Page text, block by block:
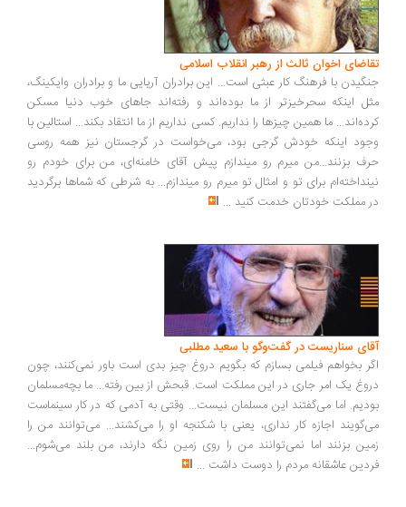
اخوان ثالث از رهبر انقلاب اسلامی
با فرهنگ کار عبثی است... این برادران آریایی ما و برادران وایکینگ،
اینکه سحرخیزتر از ما بوده‌اند و رفته‌اند جاهای خوب دنیا مسکن
ما همین چیزها را نداریم. کسی نداریم از ما انتقاد بکند... استالین با
اینکه خودش گرجی بود، می‌خواست در گرجستان نیز همه روسی
بزنند...من میرم رو میندازم پیش آقای خامنه‌ای، من برای خودم رو
برای تو و امثال تو میرم رو میندازم... به شرطی که شماها برگردید
مملکت خودتان خدمت کنید...
سناریست در گفت‌وگو با سعید مطلبی
بخواهم فیلمی بسازم که بگویم دروغ چیز بدی است باور نمی‌کنند، چون
یک امر جاری در این مملکت است. قبحش از بین رفته... ما بچه‌مسلمان
اما می‌گفتند این مسلمان نیست... وقتی به آدمی که در کار سینماست
اجازه کار نداری، یعنی با شکنجه او را می‌کشند... می‌توانند من را
بزنند اما نمی‌توانند من را روی زمین نگه دارند، من بلند می‌شوم...
عاشقانه مردم را دوست داشت ...